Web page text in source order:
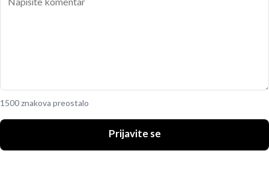
1500 znakova preostalo
Prijavite se